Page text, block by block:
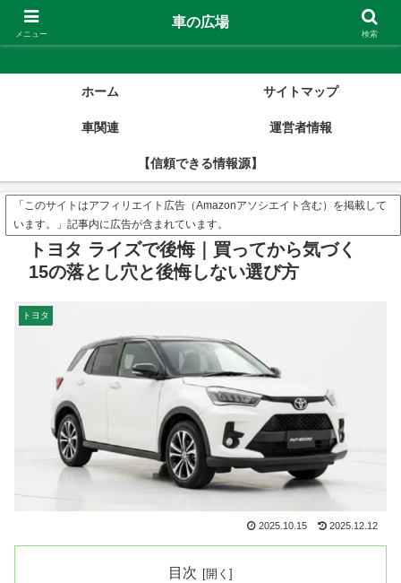
車の広場
ホーム サイトマップ
車関連 運営者情報
【信頼できる情報源】
「このサイトはアフィリエイト広告（Amazonアソシエイト含む）を掲載して
います。」記事内に広告が含まれています。
トヨタ ライズで後悔｜買ってから気づく
15の落とし穴と後悔しない選び方
トヨタ
2025.10.15 2025.12.12
目次
メニュー
車の広場
検索